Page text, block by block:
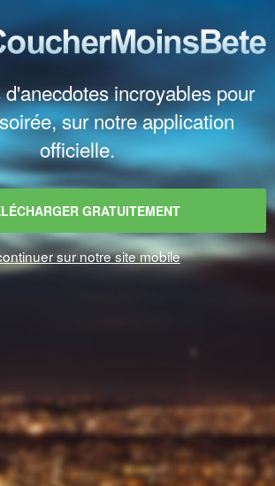
incroyables pour
sur notre application
officielle.
GRATUITEMENT
sur notre site mobile